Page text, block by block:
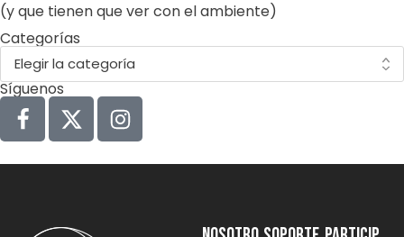
(y que tienen que ver con el ambiente)
Categorías
Síguenos